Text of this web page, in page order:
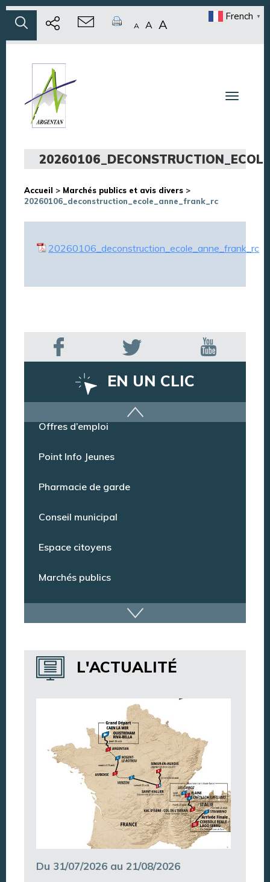
A A A
French ▼
Toggle
Accueil > Marchés publics et avis divers >
20260106_deconstruction_ecole_anne_frank_rc
20260106_deconstruction_ecole_anne_frank_rc
EN UN CLIC
Dispositif de vidéoprotection
Annuaire des services
Annuaire des associations
Argentan Aujourd’hui
L'ACTUALITÉ
Du 31/07/2026 au 21/08/2026